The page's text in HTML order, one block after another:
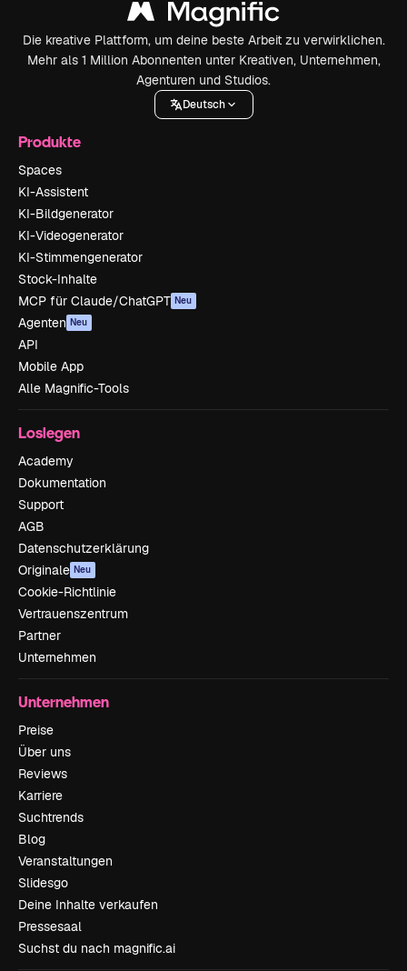
Die kreative Plattform, um deine beste Arbeit zu verwirklichen.
Mehr als 1 Million Abonnenten unter Kreativen, Unternehmen,
Agenturen und Studios.
Deutsch
Produkte
Spaces
KI-Assistent
KI-Bildgenerator
KI-Videogenerator
KI-Stimmengenerator
Stock-Inhalte
MCP für Claude/ChatGPT Neu
Agenten Neu
API
Mobile App
Alle Magnific-Tools
Loslegen
Academy
Dokumentation
Support
AGB
Datenschutzerklärung
Originale Neu
Cookie-Richtlinie
Vertrauenszentrum
Partner
Unternehmen
Unternehmen
Preise
Über uns
Reviews
Karriere
Suchtrends
Blog
Veranstaltungen
Slidesgo
Deine Inhalte verkaufen
Pressesaal
Suchst du nach magnific.ai